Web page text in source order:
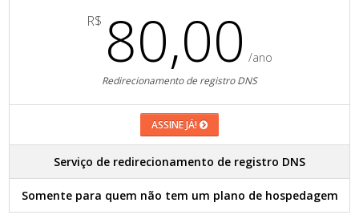
R$ 80,00 /ano
Redirecionamento de registro DNS
ASSINE JÁ!
Serviço de redirecionamento de registro DNS
Somente para quem não tem um plano de hospedagem